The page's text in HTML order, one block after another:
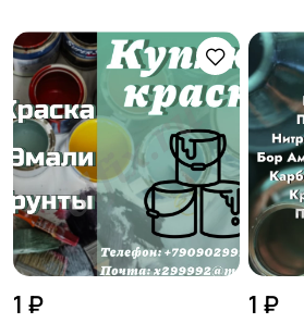
1 ₽ 1 ₽